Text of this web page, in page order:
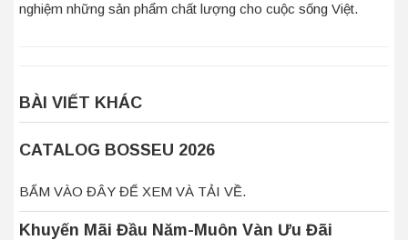
nghiệm những sản phẩm chất lượng cho cuộc sống Việt.
BÀI VIẾT KHÁC
CATALOG BOSSEU 2026
BẤM VÀO ĐÂY ĐỂ XEM VÀ TẢI VỀ.
Khuyến Mãi Đầu Năm-Muôn Vàn Ưu Đãi